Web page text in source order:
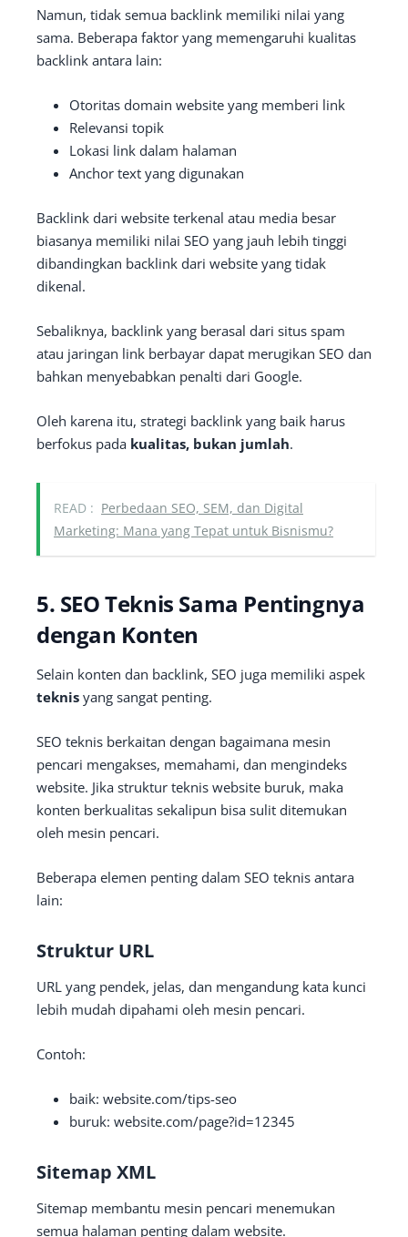
Namun, tidak semua backlink memiliki nilai yang
sama. Beberapa faktor yang memengaruhi kualitas
backlink antara lain:
Otoritas domain website yang memberi link
Relevansi topik
Lokasi link dalam halaman
Anchor text yang digunakan
Backlink dari website terkenal atau media besar
biasanya memiliki nilai SEO yang jauh lebih tinggi
dibandingkan backlink dari website yang tidak
dikenal.
Sebaliknya, backlink yang berasal dari situs spam
atau jaringan link berbayar dapat merugikan SEO dan
bahkan menyebabkan penalti dari Google.
Oleh karena itu, strategi backlink yang baik harus
berfokus pada kualitas, bukan jumlah.
READ : Perbedaan SEO, SEM, dan Digital
Marketing: Mana yang Tepat untuk Bisnismu?
5. SEO Teknis Sama Pentingnya
dengan Konten
Selain konten dan backlink, SEO juga memiliki aspek
teknis yang sangat penting.
SEO teknis berkaitan dengan bagaimana mesin
pencari mengakses, memahami, dan mengindeks
website. Jika struktur teknis website buruk, maka
konten berkualitas sekalipun bisa sulit ditemukan
oleh mesin pencari.
Beberapa elemen penting dalam SEO teknis antara
lain:
Struktur URL
URL yang pendek, jelas, dan mengandung kata kunci
lebih mudah dipahami oleh mesin pencari.
Contoh:
baik: website.com/tips-seo
buruk: website.com/page?id=12345
Sitemap XML
Sitemap membantu mesin pencari menemukan
semua halaman penting dalam website.